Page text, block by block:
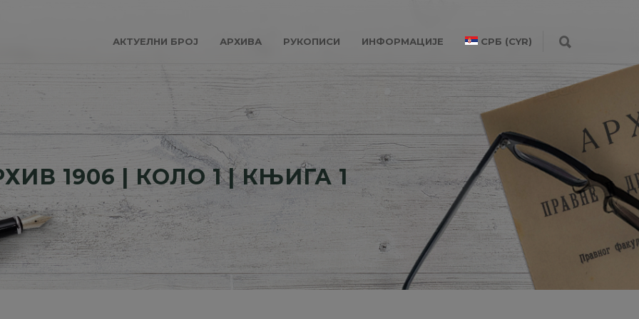
АКТУЕЛНИ БРОЈ АРХИВА РУКОПИСИ ИНФОРМАЦИЈЕ СРБ (CYR)
1906 | КОЛО 1 | КЊИГА 1